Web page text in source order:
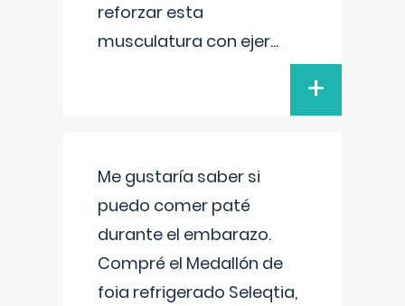
reforzar esta
musculatura con ejer...
+
Me gustaría saber si
puedo comer paté
durante el embarazo.
Compré el Medallón de
foia refrigerado Seleqtia,